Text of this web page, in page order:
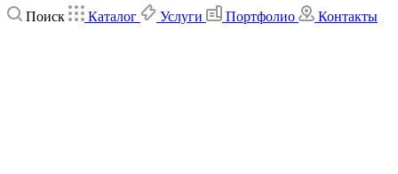
Поиск Каталог Услуги Портфолио Контакты